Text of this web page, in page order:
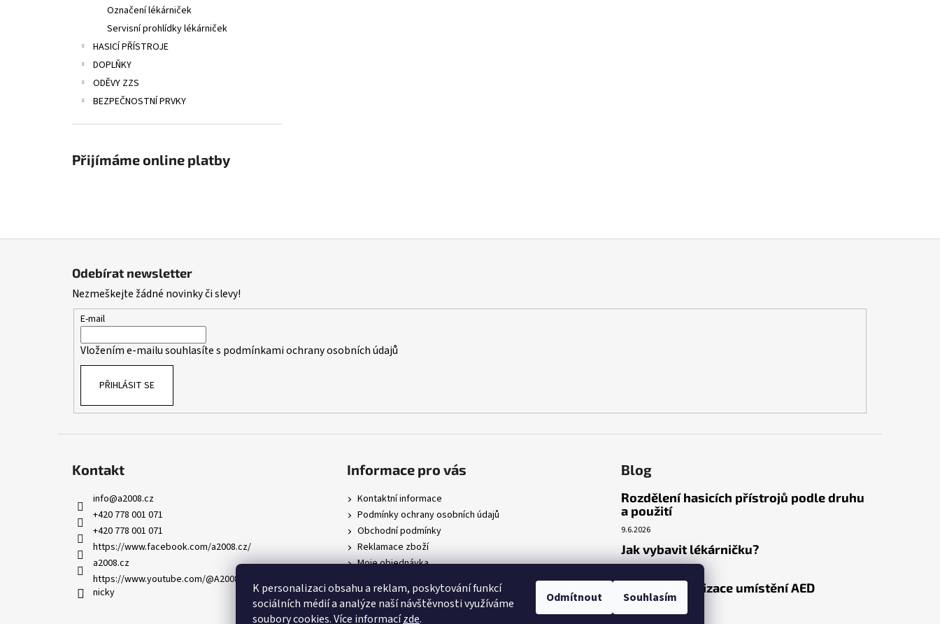
K personalizaci obsahu a reklam, poskytování funkcí
sociálních médií a analýze naší návštěvnosti využíváme
soubory cookies. Více informacízde.
Odmítnout Souhlasím
Označení lékárniček
Servisní prohlídky lékárniček
HASICÍ PŘÍSTROJE
DOPLŇKY
ODĚVY ZZS
BEZPEČNOSTNÍ PRVKY
Přijímáme online platby
Odebírat newsletter
Nezmeškejte žádné novinky či slevy!
E-mail
Vložením e-mailu souhlasíte s podmínkami ochrany osobních údajů
PŘIHLÁSIT SE
Kontakt
info@a2008.cz
+420 778 001 071
+420 778 001 071
https://www.facebook.com/a2008.cz/
a2008.cz
https://www.youtube.com/@A2008-AED-skoleni-lekar
nicky
Informace pro vás
Kontaktní informace
Podmínky ochrany osobních údajů
Obchodní podmínky
Reklamace zboží
Moje objednávka
Blog
Rozdělení hasicích přístrojů podle druhu
a použití
9.6.2026
Jak vybavit lékárničku?
Venkovní realizace umístění AED